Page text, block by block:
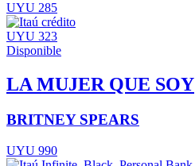
UYU 285
UYU 323
Disponible
LA MUJER QUE SOY
BRITNEY SPEARS
UYU 990